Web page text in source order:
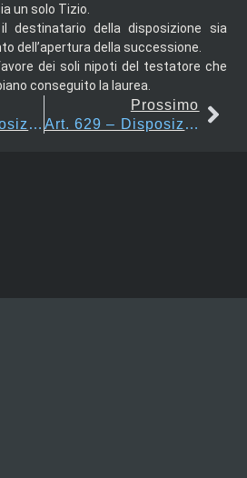
un solo Tizio.
destinatario della disposizione sia
dell’apertura della successione.
dei soli nipoti del testatore che
conseguito la laurea.
Art. 627 – Disposizione Fiduciaria
Prossimo
Art. 629 – Disposizioni A Favore Dell’anima